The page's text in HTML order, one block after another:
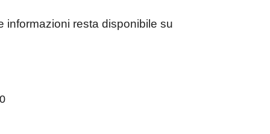
informazioni resta disponibile su